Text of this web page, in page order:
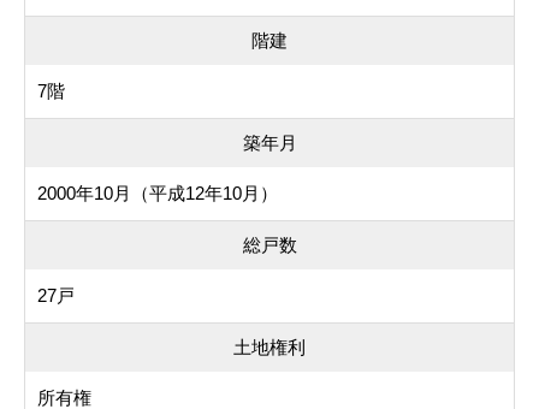
階建
7階
築年月
2000年10月（平成12年10月）
総戸数
27戸
土地権利
所有権